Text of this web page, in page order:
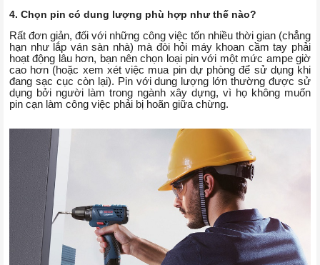
4. Chọn pin có dung lượng phù hợp như thế nào?
Rất đơn giản, đối với những công việc tốn nhiều thời gian (chẳng
hạn như lắp ván sàn nhà) mà đòi hỏi máy khoan cầm tay phải
hoạt động lâu hơn, bạn nên chọn loại pin với một mức ampe giờ
cao hơn (hoặc xem xét việc mua pin dự phòng để sử dụng khi
đang sạc cục còn lại). Pin với dung lượng lớn thường được sử
dụng bởi người làm trong ngành xây dựng, vì họ không muốn
pin cạn làm công việc phải bị hoãn giữa chừng.